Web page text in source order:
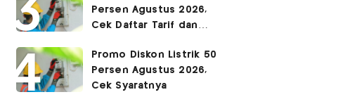
Persen Agustus 2026,
Cek Daftar Tarif dan
Promo Diskon Listrik 50
Persen Agustus 2026,
Cek Syaratnya